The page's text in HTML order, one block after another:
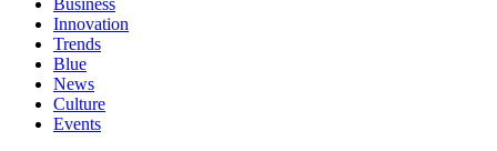
Business
Innovation
Trends
Blue
News
Culture
Events